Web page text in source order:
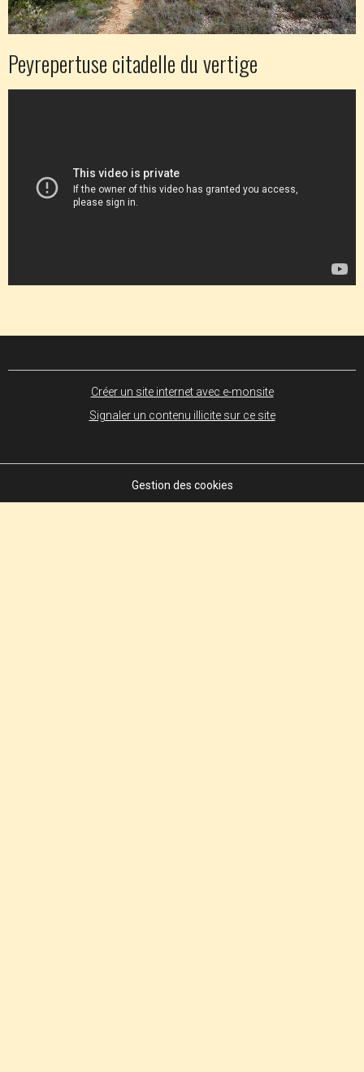
Peyrepertuse citadelle du vertige
Créer un site internet avec e-monsite
Signaler un contenu illicite sur ce site
Gestion des cookies